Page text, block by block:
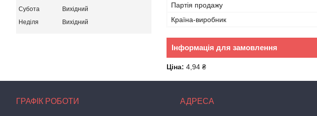
Партія продажу
Країна-виробник
Інформація для замовлення
Ціна: 4,94 ₴
Субота
Вихідний
Неділя
Вихідний
ГРАФІК РОБОТИ